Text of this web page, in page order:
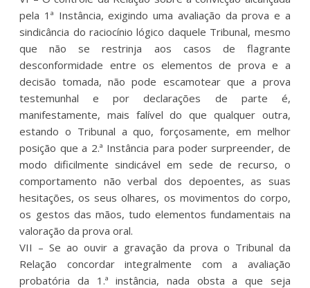
pela 1ª Instância, exigindo uma avaliação da prova e a
sindicância do raciocínio lógico daquele Tribunal, mesmo
que não se restrinja aos casos de flagrante
desconformidade entre os elementos de prova e a
decisão tomada, não pode escamotear que a prova
testemunhal e por declarações de parte é,
manifestamente, mais falível do que qualquer outra,
estando o Tribunal a quo, forçosamente, em melhor
posição que a 2.ª Instância para poder surpreender, de
modo dificilmente sindicável em sede de recurso, o
comportamento não verbal dos depoentes, as suas
hesitações, os seus olhares, os movimentos do corpo,
os gestos das mãos, tudo elementos fundamentais na
valoração da prova oral.
VII – Se ao ouvir a gravação da prova o Tribunal da
Relação concordar integralmente com a avaliação
probatória da 1.ª instância, nada obsta a que seja